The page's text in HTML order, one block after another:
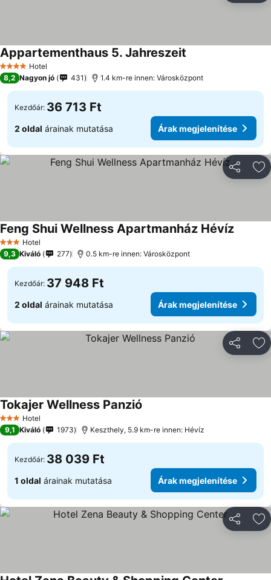
4 KategóriaHotel
Appartementhaus 5. Jahreszeit
8,2 Nagyon jó 431 1.4 km-re innen: Városközpont
Kezdőár: 36 713 Ft
2 oldal árainak mutatása Árak megjelenítése
3 Kategória
Hotel
Feng Shui Wellness Apartmanház HévízÁrak
9,3 Kiváló 277 0.5 km-re innen: Városközpont
Kezdőár: 37 948 Ft
2 oldal árainak mutatása Árak megjelenítése
3 Kategória
Hotel
Tokajer Wellness Panzió
9,1 Kiváló 1973 Keszthely, 5.9 km-re innen: Hévíz
Kezdőár: 38 039 Ft
1 oldal árainak mutatása Árak megjelenítése